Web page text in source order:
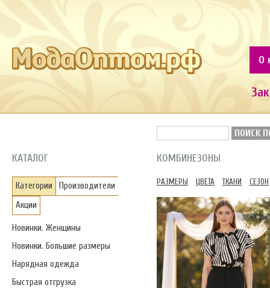
О
ПОИСК
КАТАЛОГ
Категории
Производители
Акции
Новинки. Женщины
Новинки. Большие размеры
Нарядная одежда
Быстрая отгрузка
КОМБИНЕЗОНЫ
РАЗМЕРЫ ЦВЕТА ТКАНИ СЕЗОН